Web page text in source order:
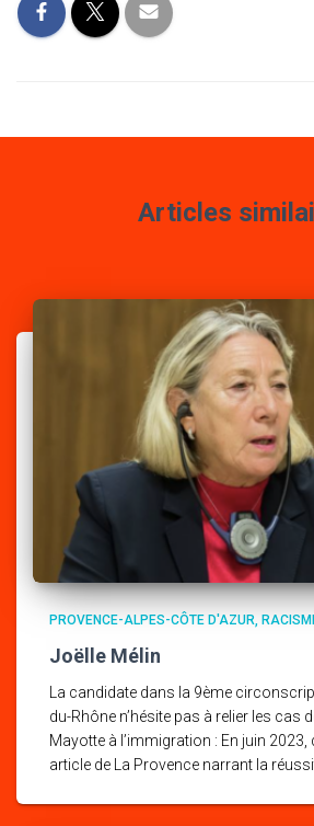
Articles
PROVENCE-ALPES-CÔTE D'AZUR
Joëlle Mélin
La candidate dans la 9ème
du-Rhône n’hésite pas à relier les cas
Mayotte à l’immigration : En juin 2023,
article de La Provence narrant la